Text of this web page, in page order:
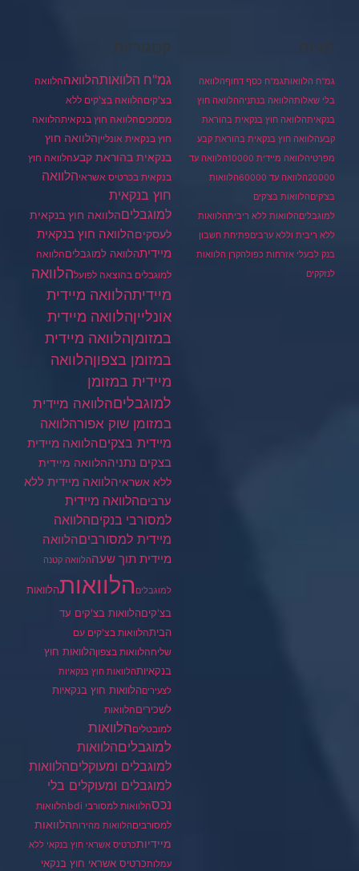
תגיות
גמ"ח הלוואותגמ"ח כסף דחוףהלוואה
בלי שאלותהלוואה בנתניההלוואה חוץ
בנקאיתהלוואה חוץ בנקאית בהוראת
קבעהלוואה חוץ בנקאית בהוראת קבע
מפרטיהלוואה מיידית 10000
הלוואה עד
20000הלוואה עד 60000
הלוואות
בצ'קיםהלוואות בצ'קים
למוגבליםהלוואות ללא ריביתהלוואות
ללא ריבית וללא ערביםפתיחת חשבון
בנק לבעלי אזרחות כפולהקרן הלוואות
לנזקקים
קטגוריות
גמ"ח הלוואותהלוואההלוואה
בצ'קיםהלוואה בצ'קים ללא
מסמכיםהלוואה חוץ בנקאיתהלוואה
חוץ בנקאית אונלייןהלוואה חוץ
בנקאית בהוראת קבעהלוואה חוץ
בנקאית בכרטיס אשראיהלוואה
חוץ בנקאית
למוגבליםהלוואה חוץ בנקאית
לעסקיםהלוואה חוץ בנקאית
מיידיתהלוואה למוגבליםהלוואה
למוגבלים בהוצאה לפועלהלוואה
מיידיתהלוואה מיידית
אונלייןהלוואה מיידית
במזומןהלוואה מיידית
במזומן בצפוןהלוואה
מיידית במזומן
למוגבליםהלוואה מיידית
במזומן שוק אפורהלוואה
מיידית בצקיםהלוואה מיידית
בצקים נתניההלוואה מיידית
ללא אשראיהלוואה מיידית ללא
ערביםהלוואה מיידית
למסורבי בנקיםהלוואה
מיידית למסורביםהלוואה
מיידית תוך שעההלוואה קטנה
למוגבלים הלוואותהלוואות
בצ'קיםהלוואות בצ'קים עד
הביתהלוואות בצ'קים עם
שליחהלוואות בצפוןהלוואות חוץ
בנקאיותהלוואות חוץ בנקאיות
לצעיריםהלוואות חוץ בנקאיות
לשכיריםהלוואות
למובטליםהלוואות
למוגבליםהלוואות
למוגבלים ומעוקליםהלוואות
למוגבלים ומעוקלים בלי
נכסהלוואות למסורבי bdi
הלוואות
למסורביםהלוואות מהירותהלוואות
מיידיותכרטיס אשראי חוץ בנקאי ללא
עמלותכרטיס אשראי חוץ בנקאי